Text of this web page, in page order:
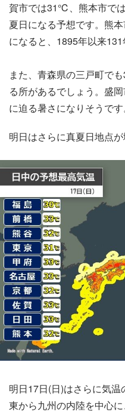
賀市では31℃、熊本市で
夏日になる予想です。熊
になると、1895年以来131
また、青森県の三戸町で
る所があるでしょう。盛
に迫る暑さになりそうです
明日はさらに真夏日地点
明日17日(日)はさらに気
東から九州の内陸を中心